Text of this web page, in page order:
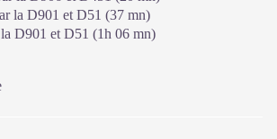
la D901 et D51 (37 mn)
D901 et D51 (1h 06 mn)